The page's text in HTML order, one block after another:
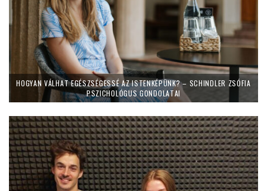
HOGYAN VÁLHAT EGÉSZSÉGESSÉ AZ ISTENKÉPÜNK? – SCHINDLER ZSÓFIA
PSZICHOLÓGUS GONDOLATAI